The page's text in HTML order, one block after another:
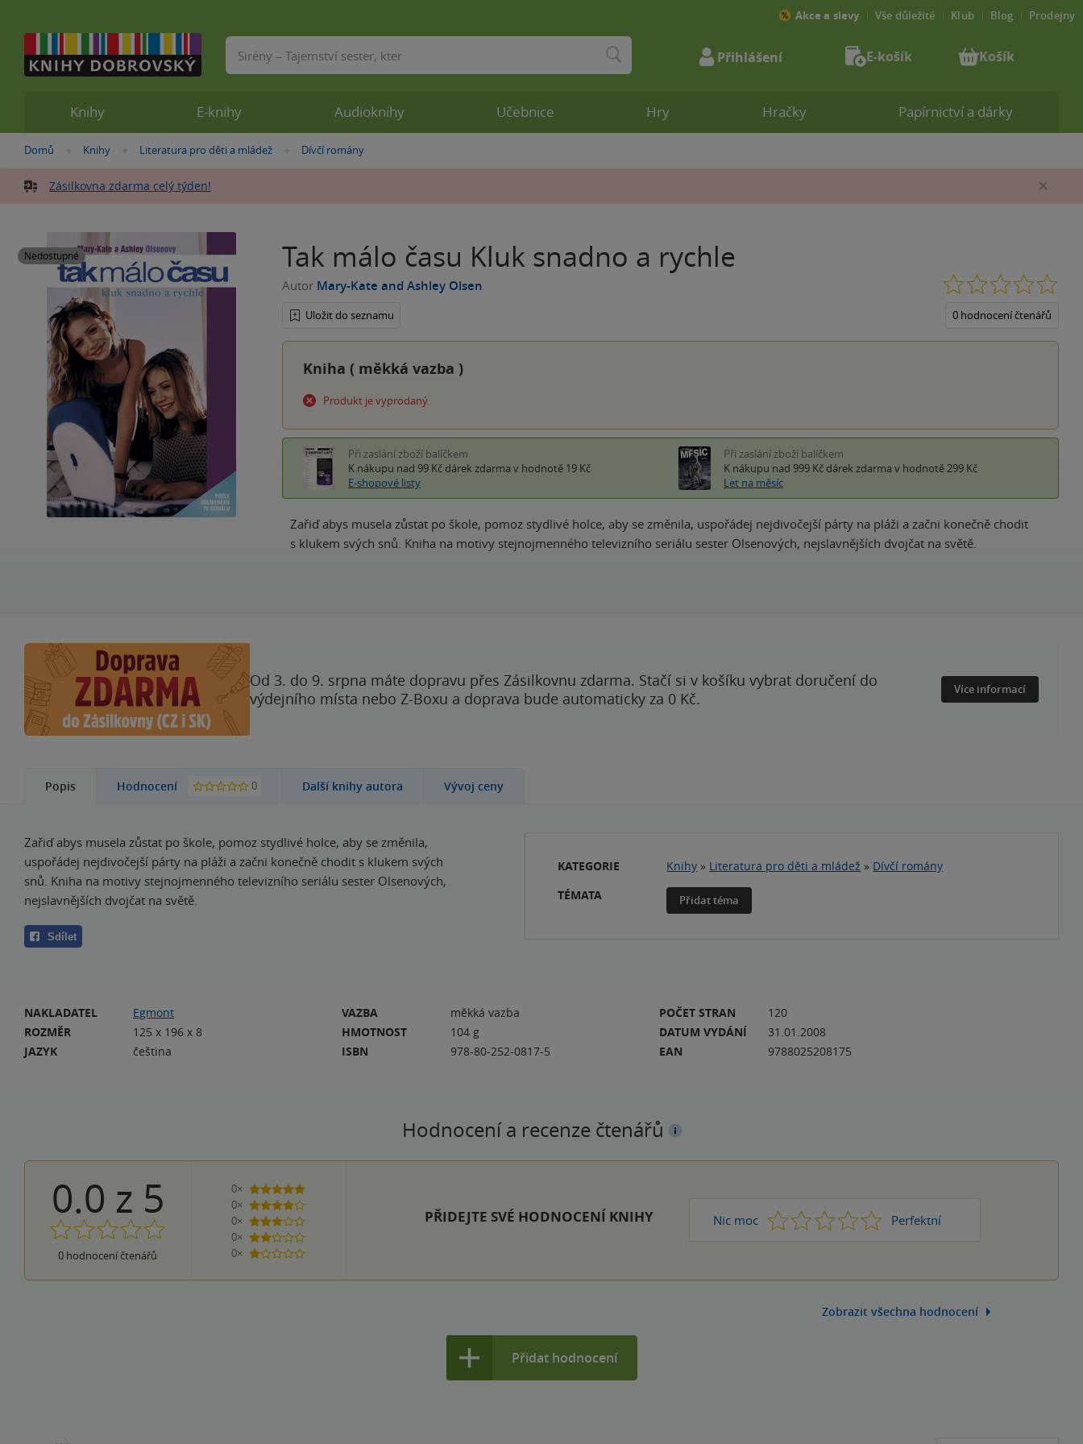
Nacházíte
zde:
Domů »
Knihy »
Literatura pro děti a mládež »
Dívčí romány
Zásilkovna zdarma celý týden!
Nedostupné Tak málo času Kluk snadno a rychle
Autor Mary-Kate and Ashley Olsen
Uložit do seznamu 0 hodnocení čtenářů
Kniha ( měkká vazba )
Produkt je vyprodaný.
Při zaslání zboží balíčkem
K nákupu nad 99 Kč dárek zdarma v hodnotě 19 Kč
E-shopové listy
Při zaslání zboží balíčkem
K nákupu nad 999 Kč dárek zdarma v hodnotě 299 Kč
Let na měsíc
Zařiď abys musela zůstat po škole, pomoz stydlivé holce, aby se změnila, uspořádej nejdivočejší párty na pláži a začni konečně chodit
s klukem svých snů. Kniha na motivy stejnojmenného televizního seriálu sester Olsenových, nejslavnějších dvojčat na světě.
Od 3. do 9. srpna máte dopravu přes Zásilkovnu zdarma. Stačí si v košíku vybrat doručení do
výdejního místa nebo Z-Boxu a doprava bude automaticky za 0 Kč.
Více informací
Popis Hodnocení 0 Další knihy autora Vývoj ceny
Zařiď abys musela zůstat po škole, pomoz stydlivé holce, aby se změnila,
uspořádej nejdivočejší párty na pláži a začni konečně chodit s klukem svých
snů. Kniha na motivy stejnojmenného televizního seriálu sester Olsenových,
nejslavnějších dvojčat na světě.
Sdílet
KATEGORIE Knihy » Literatura pro děti a mládež » Dívčí romány
TÉMATA
Přidat téma
NAKLADATEL
Egmont
ROZMĚR
125 x 196 x 8
JAZYK
čeština
VAZBA
měkká vazba
HMOTNOST
104 g
ISBN
978-80-252-0817-5
POČET STRAN
120
DATUM VYDÁNÍ
31.01.2008
EAN
9788025208175
Hodnocení a recenze čtenářů
0.0 z 5
0 hodnocení čtenářů
0×
5 hvězdiček
0×
4 hvězdičky
0×
3 hvězdičky
0×
2 hvězdičky
0×
1 hvezdička
PŘIDEJTE SVÉ HODNOCENÍ KNIHY Nic moc 1 2 3 4 Perfektní
5
Zobrazit všechna hodnocení
Přidat hodnocení
Knihy E-knihy Audioknihy Učebnice Hry Hračky Papírnictví a dárky
Akce a slevy Vše důležité Klub Blog Prodejny
Vyhledávání Přihlášení E-košík Košík